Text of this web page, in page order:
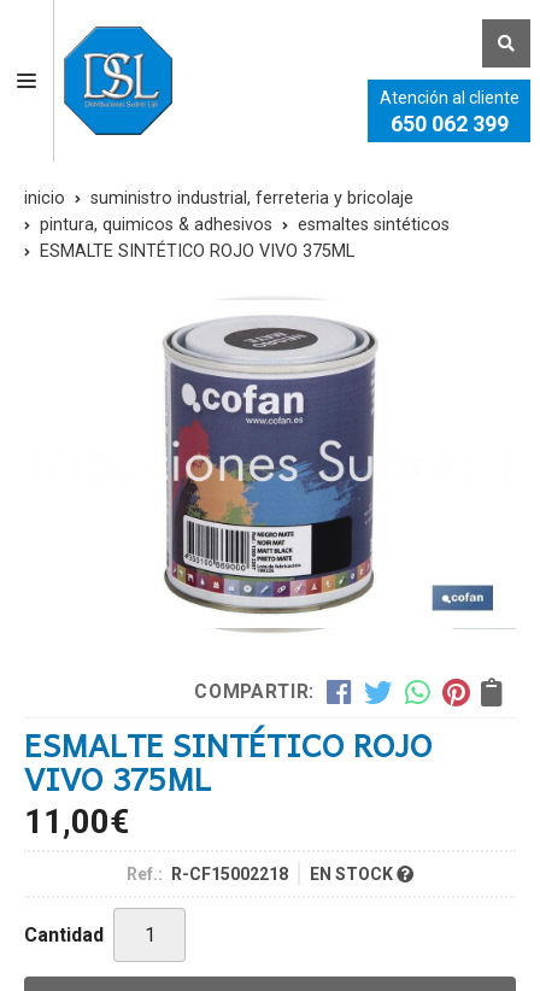
Atención al cliente
650 062 399
inicio
suministro industrial, ferreteria y bricolaje
pintura, quimicos & adhesivos
esmaltes sintéticos
ESMALTE SINTÉTICO ROJO VIVO 375ML
COMPARTIR:
ESMALTE SINTÉTICO ROJO
VIVO 375ML
11,00€
Ref.: R-CF15002218 EN STOCK
Cantidad